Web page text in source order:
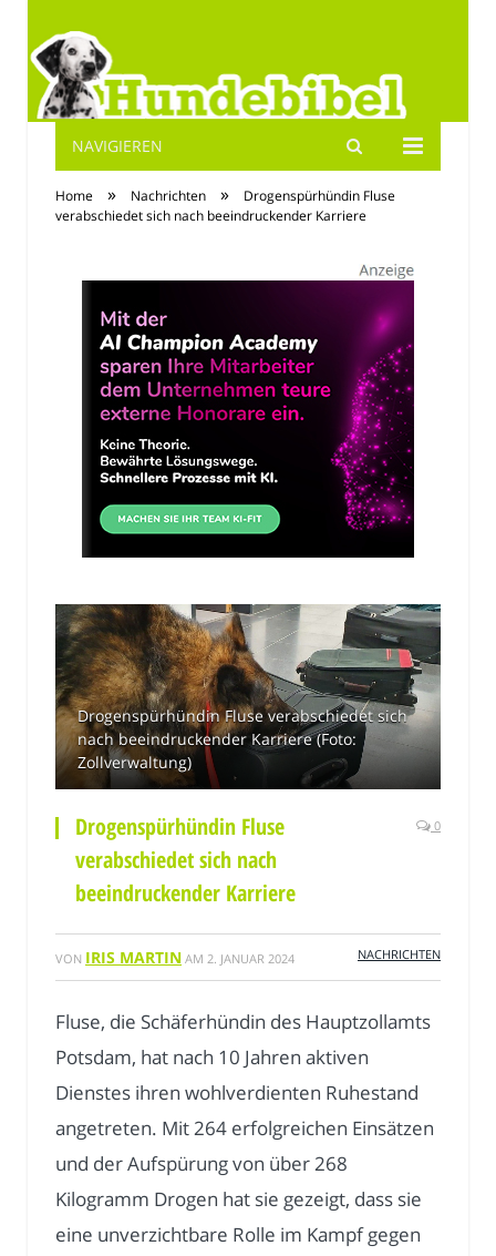
Hundebibel.de
NAVIGIEREN
Home » Nachrichten »
Drogenspürhündin Fluse
verabschiedet sich nach beeindruckender Karriere
Drogenspürhündin Fluse verabschiedet sich
nach beeindruckender Karriere (Foto:
Zollverwaltung)
Drogenspürhündin Fluse
verabschiedet sich nach
beeindruckender Karriere
0
VON IRIS MARTIN AM 2. JANUAR 2024 NACHRICHTEN
Fluse, die Schäferhündin des Hauptzollamts
Potsdam, hat nach 10 Jahren aktiven
Dienstes ihren wohlverdienten Ruhestand
angetreten. Mit 264 erfolgreichen Einsätzen
und der Aufspürung von über 268
Kilogramm Drogen hat sie gezeigt, dass sie
eine unverzichtbare Rolle im Kampf gegen